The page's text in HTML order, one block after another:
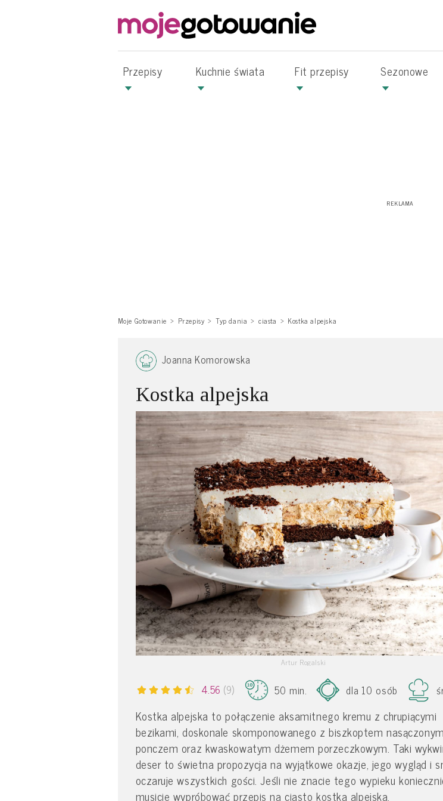
Przepisy Kuchnie świata Fit przepisy Sezonowe
Moje Gotowanie Przepisy Typ dania ciasta Kostka alpejska
Joanna Komorowska
Kostka alpejska
Artur Rogalski
4.56 (9) 50 min. dla 10 osób
Kostka alpejska to połączenie aksamitnego kremu z chrupiącymi
bezikami, doskonale skomponowanego z biszkoptem nasączonym
ponczem oraz kwaskowatym dżemem porzeczkowym. Taki
deser to świetna propozycja na wyjątkowe okazje, jego wygląd i
oczaruje wszystkich gości. Jeśli nie znacie tego wypieku
musicie wypróbować przepis na ciasto kostka alpejska.